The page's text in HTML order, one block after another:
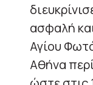
ασφαλή
Αγίου
Αθήνα